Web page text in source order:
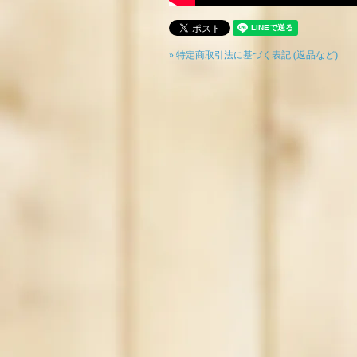
» 特定商取引法に基づく表記 (返品など)